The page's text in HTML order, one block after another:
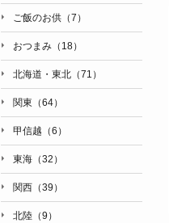
ご飯のお供（7）
おつまみ（18）
北海道・東北（71）
関東（64）
甲信越（6）
東海（32）
関西（39）
北陸（9）